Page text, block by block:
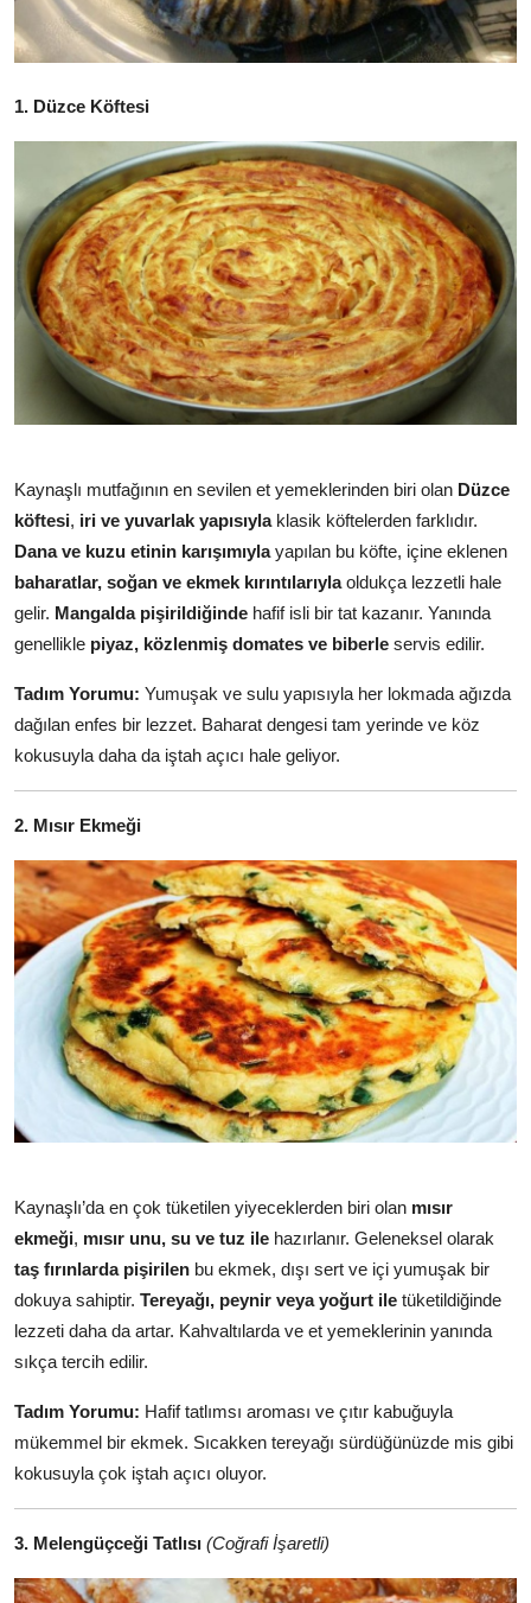
Anne & Bebek Beslenmesi
Yemek Tarifleri & Menüler
1. Düzce Köftesi
Kaynaşlı mutfağının en sevilen et yemeklerinden biri olan Düzce
köftesi, iri ve yuvarlak yapısıylaklasik köftelerden farklıdır.
Dana ve kuzu etinin karışımıylayapılan bu köfte, içine eklenen
baharatlar, soğan ve ekmek kırıntılarıylaoldukça lezzetli hale
gelir. Mangalda pişirildiğinde hafif isli bir tat kazanır. Yanında
genellikle piyaz, közlenmiş domates ve biberle servis edilir.
Tadım Yorumu: Yumuşak ve sulu yapısıyla her lokmada ağızda
dağılan enfes bir lezzet. Baharat dengesi tam yerinde ve köz
kokusuyla daha da iştah açıcı hale geliyor.
2. Mısır Ekmeği
Kaynaşlı’da en çok tüketilen yiyeceklerden biri olan mısır
ekmeği, mısır unu, su ve tuz ile hazırlanır. Geleneksel olarak
taş fırınlarda pişirilen bu ekmek, dışı sert ve içi yumuşak bir
dokuya sahiptir. Tereyağı, peynir veya yoğurt ile tüketildiğinde
lezzeti daha da artar. Kahvaltılarda ve et yemeklerinin yanında
sıkça tercih edilir.
Tadım Yorumu: Hafif tatlımsı aroması ve çıtır kabuğuyla
mükemmel bir ekmek. Sıcakken tereyağı sürdüğünüzde mis gibi
kokusuyla çok iştah açıcı oluyor.
3. Melengüçceği Tatlısı (Coğrafi İşaretli)